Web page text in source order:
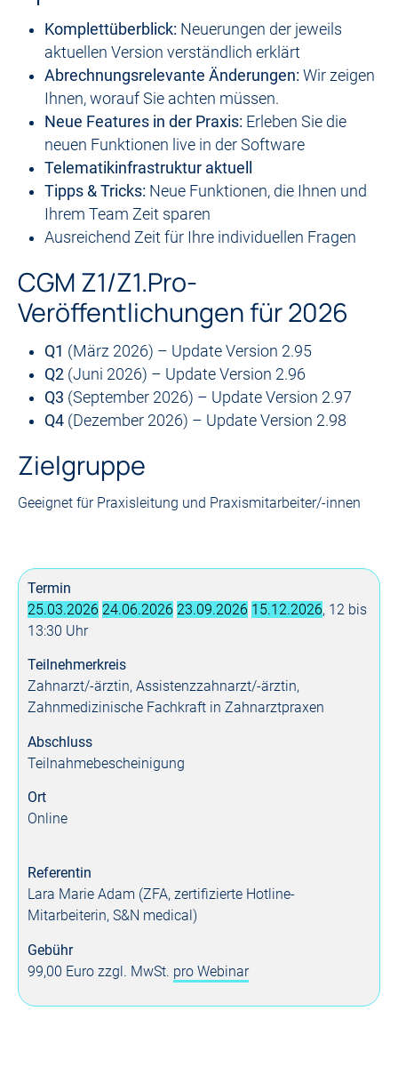
Komplettüberblick: Neuerungen der jeweils
aktuellen Version verständlich erklärt
Abrechnungsrelevante Änderungen: Wir zeigen
Ihnen, worauf Sie achten müssen.
Neue Features in der Praxis: Erleben Sie die
neuen Funktionen live in der Software
Telematikinfrastruktur aktuell
Tipps & Tricks: Neue Funktionen, die Ihnen und
Ihrem Team Zeit sparen
Ausreichend Zeit für Ihre individuellen Fragen
CGM Z1/Z1.Pro-
Veröffentlichungen für 2026
Q1 (März 2026) – Update Version 2.95
Q2 (Juni 2026) – Update Version 2.96
Q3 (September 2026) – Update Version 2.97
Q4 (Dezember 2026) – Update Version 2.98
Zielgruppe
Geeignet für Praxisleitung und Praxismitarbeiter/-innen
Termin
25.03.2026 24.06.2026 23.09.2026 15.12.2026, 12 bis
13:30 Uhr
Teilnehmerkreis
Zahnarzt/-ärztin, Assistenzzahnarzt/-ärztin,
Zahnmedizinische Fachkraft in Zahnarztpraxen
Abschluss
Teilnahme­bescheinigung
Ort
Online
Referentin
Lara Marie Adam (ZFA, zertifizierte Hotline-
Mitarbeiterin, S&N medical)
Gebühr
99,00 Euro zzgl. MwSt. pro Webinar